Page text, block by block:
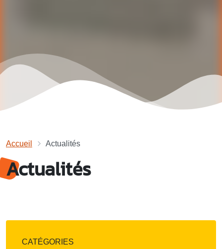
Accueil Actualités
Actualités
CATÉGORIES